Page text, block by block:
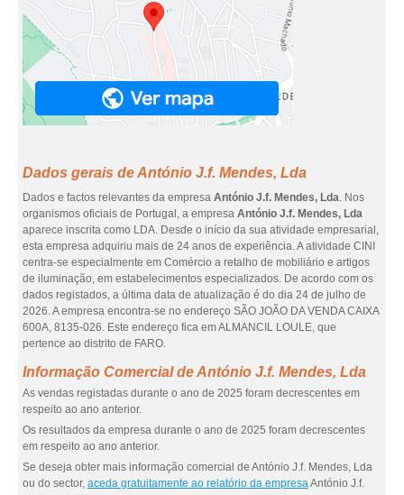
Dados gerais de António J.f. Mendes, Lda
Dados e factos relevantes da empresa António J.f. Mendes, Lda. Nos
organismos oficiais de Portugal, a empresa António J.f. Mendes, Lda
aparece inscrita como LDA. Desde o início da sua atividade empresarial,
esta empresa adquiriu mais de 24 anos de experiência. A atividade CINI
centra-se especialmente em Comércio a retalho de mobiliário e artigos
de iluminação, em estabelecimentos especializados. De acordo com os
dados registados, a última data de atualização é do dia 24 de julho de
2026. A empresa encontra-se no endereço SÃO JOÃO DA VENDA CAIXA
600A, 8135-026. Este endereço fica em ALMANCIL LOULE, que
pertence ao distrito de FARO.
Informação Comercial de António J.f. Mendes, Lda
As vendas registadas durante o ano de 2025 foram decrescentes em
respeito ao ano anterior.
Os resultados da empresa durante o ano de 2025 foram decrescentes
em respeito ao ano anterior.
Se deseja obter mais informação comercial de António J.f. Mendes, Lda
ou do sector, aceda gratuitamente ao relatório da empresaAntónio J.f.